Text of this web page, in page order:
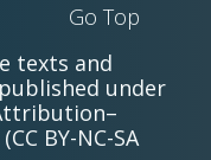
Go Top
texts and
under
BY-NC-SA